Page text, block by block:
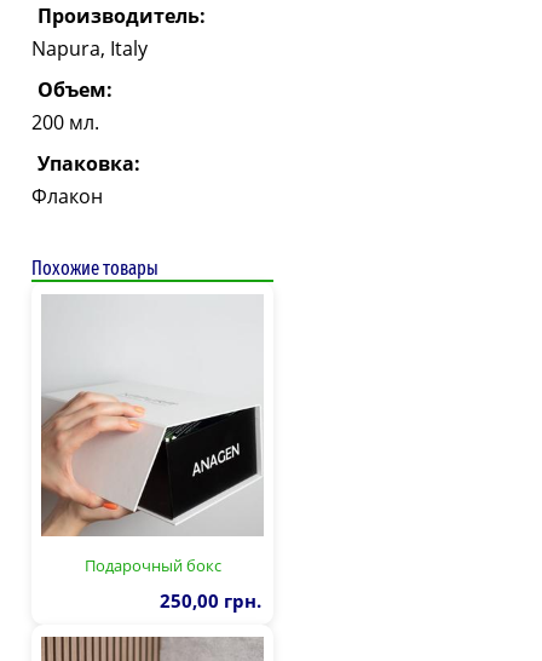
Производитель:
Napura, Italy
Объем:
200 мл.
Упаковка:
Флакон
Похожие товары
Подарочный бокс
250,00 грн.